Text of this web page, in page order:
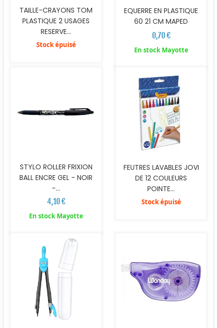
TAILLE-CRAYONS TOM
PLASTIQUE 2 USAGES
RESERVE...
Stock épuisé
EQUERRE EN PLASTIQUE
60 21 CM MAPED
0,70 €
En stock Mayotte
STYLO ROLLER FRIXION
BALL ENCRE GEL - NOIR
-...
4,10 €
En stock Mayotte
FEUTRES LAVABLES JOVI
DE 12 COULEURS
POINTE...
Stock épuisé